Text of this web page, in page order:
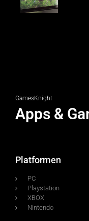
GamesKnight
Apps &
Platformen
PC
Playstation
XBOX
Nintendo